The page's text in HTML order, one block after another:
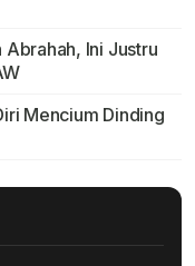
Ini Justru
Mencium Dinding